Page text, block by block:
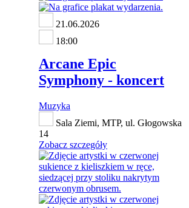
21.06.2026
18:00
Arcane Epic
Symphony - koncert
Muzyka
Sala Ziemi, MTP, ul. Głogowska
14
Zobacz szczegóły